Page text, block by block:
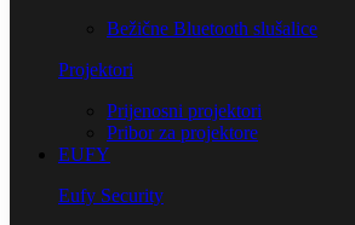
Bežične Bluetooth slušalice
Projektori
Prijenosni projektori
Pribor za projektore
EUFY
Eufy Security